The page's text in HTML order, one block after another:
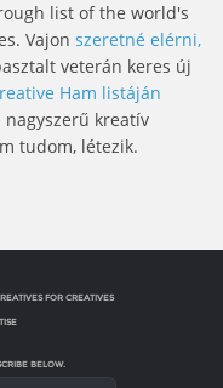
list of the world's
Vajon szeretné elérni,
veterán keres új
Ham listáján
kreatív
tudom, létezik.
FOR CREATIVES
BELOW.